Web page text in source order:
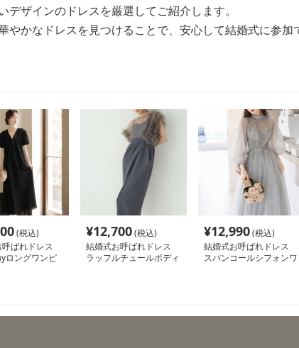
デザインのドレスを厳選してご紹介します。
やかなドレスを見つけることで、安心して結婚式に参加
(税込)
呼ばれドレス
ロングワンピ
¥12,700(税込)
結婚式お呼ばれドレス
ラッフルチュールボディ
¥12,990(税込)
結婚式お呼ばれドレス
スパンコールシフォンワ